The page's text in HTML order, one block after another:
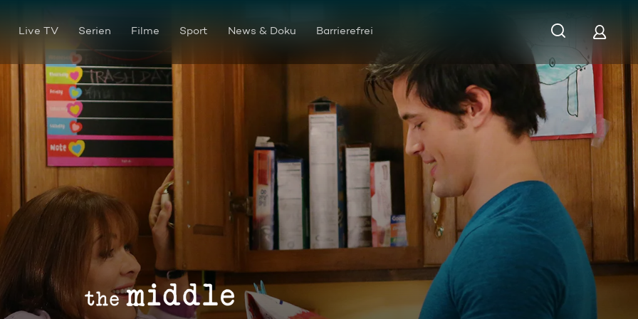
Live TV Serien Filme Sport News & Doku Barrierefrei